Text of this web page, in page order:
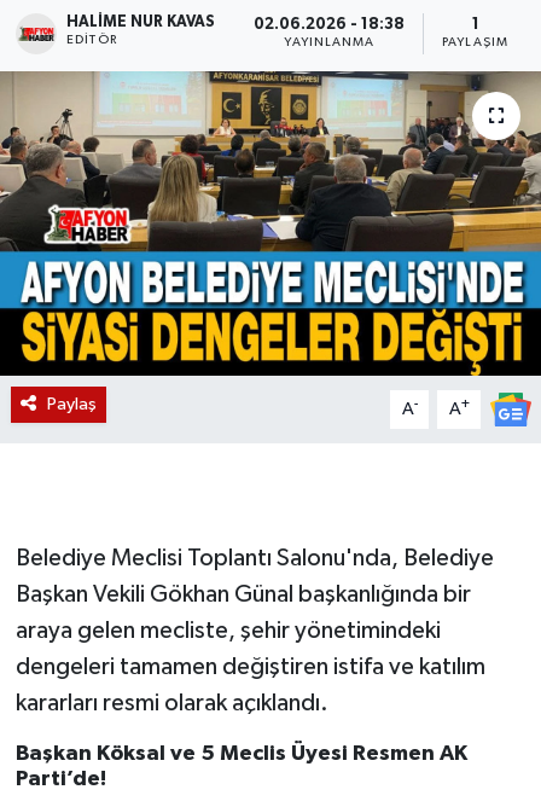
HALIME NUR KAVAS
EDITÖR
02.06.2026 - 18:38
YAYINLANMA PAYLAŞIM
Paylaş A- A+
Belediye Meclisi Toplantı Salonu'nda, Belediye
Başkan Vekili Gökhan Günal başkanlığında bir
araya gelen mecliste, şehir yönetimindeki
dengeleri tamamen değiştiren istifa ve katılım
kararları resmi olarak açıklandı.
Başkan Köksal ve 5 Meclis Üyesi Resmen AK
Parti’de!
Magazin
Etkinlikler